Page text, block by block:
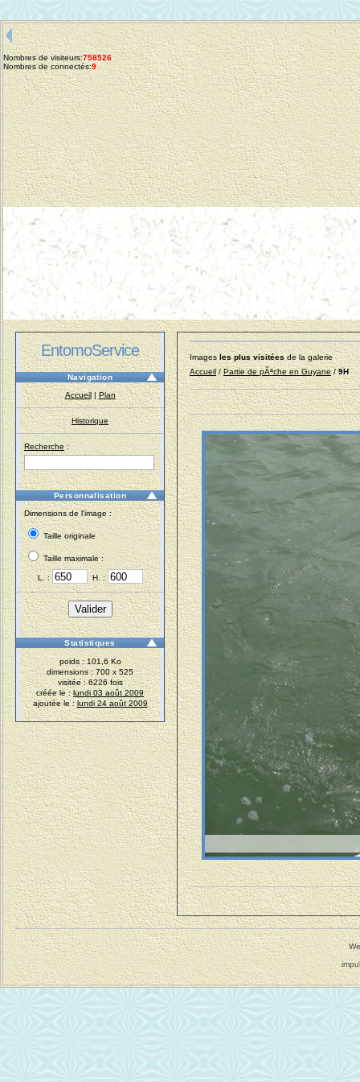
Nombres de visiteurs:758526
Nombres de connectés:9
EntomoService
Navigation
Accueil|Plan
Historique
Recherche :
Personnalisation
Dimensions de l'image :
Taille originale
Taille maximale :
L. : H. :
Statistiques
poids : 101,6 Ko
dimensions : 700 x 525
visitée : 6226 fois
créée le :lundi 03 août 2009
ajoutée le :lundi 24 août 2009
Images les plus visitéesde la galerie
Accueil/Partie de pÃªche en Guyane/9H